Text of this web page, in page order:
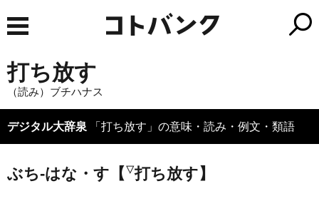
打ち放す
（読み）ブチハナス
デジタル大辞泉 「打ち放す」の意味・読み・例文・類語
ぶち‐はな・す【 ▽打ち放す】